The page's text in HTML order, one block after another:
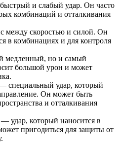
и слабый удар. Он часто
комбинаций и отталкивания
между скоростью и силой. Он
в комбинациях и для контроля
медленный, но и самый
большой урон и может
специальный удар, который
Он может быть
и отталкивания
удар, который наносится в
пригодиться для защиты от